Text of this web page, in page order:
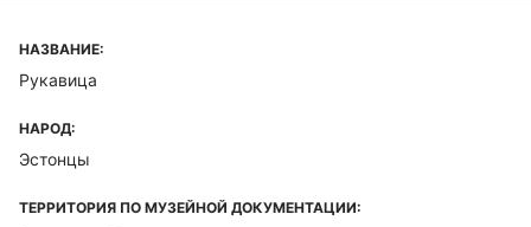
НАЗВАНИЕ:
Рукавица
НАРОД:
Эстонцы
ТЕРРИТОРИЯ ПО МУЗЕЙНОЙ ДОКУМЕНТАЦИИ: